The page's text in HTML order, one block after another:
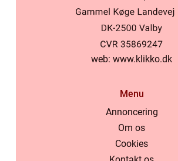
web: www.klikko.dk
Menu
Annoncering
Om os
Cookies